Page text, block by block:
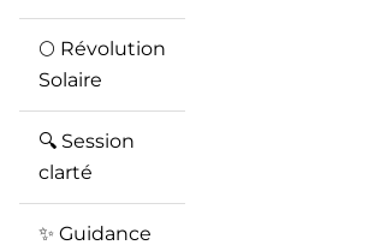
🌕 Révolution
Solaire
🔍 Session
clarté
✨ Guidance